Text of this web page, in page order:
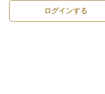
ログインする